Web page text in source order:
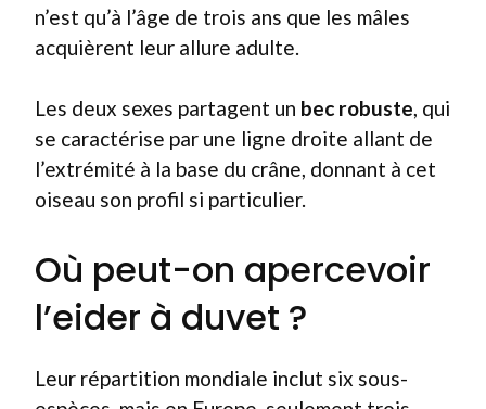
n’est qu’à l’âge de trois ans que les mâles
acquièrent leur allure adulte.
Les deux sexes partagent un bec robuste, qui
se caractérise par une ligne droite allant de
l’extrémité à la base du crâne, donnant à cet
oiseau son profil si particulier.
Où peut-on apercevoir
l’eider à duvet ?
Leur répartition mondiale inclut six sous-